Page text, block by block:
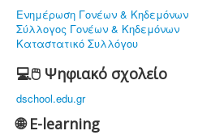
Ενημέρωση Γονέων & Κηδεμόνων
Σύλλογος Γονέων & Κηδεμόνων
Καταστατικό Συλλόγου
💻🖱️ Ψηφιακό σχολείο
dschool.edu.gr
🌐 E-learning